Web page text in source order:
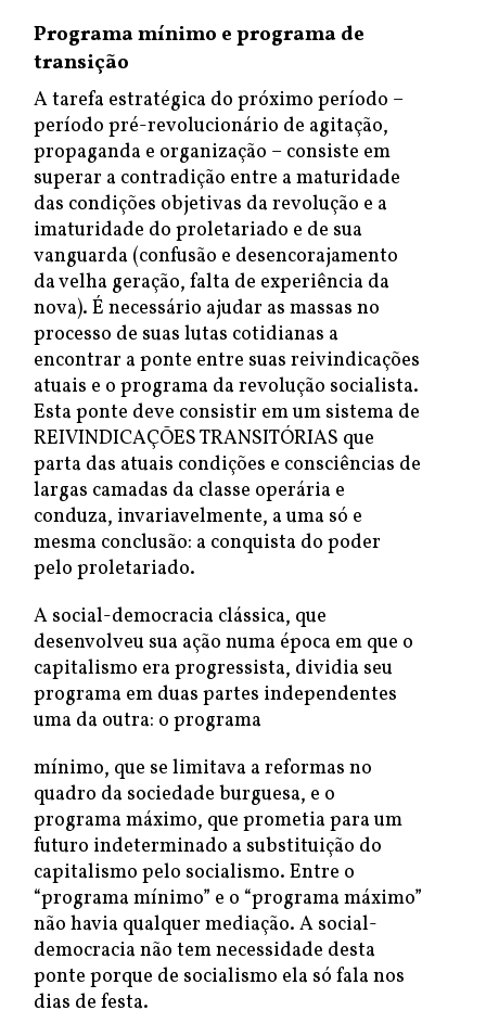
Programa mínimo e programa de
transição
A tarefa estratégica do próximo período –
período pré-revolucionário de agitação,
propaganda e organização – consiste em
superar a contradição entre a maturidade
das condições objetivas da revolução e a
imaturidade do proletariado e de sua
vanguarda (confusão e desencorajamento
da velha geração, falta de experiência da
nova). É necessário ajudar as massas no
processo de suas lutas cotidianas a
encontrar a ponte entre suas reivindicações
atuais e o programa da revolução socialista.
Esta ponte deve consistir em um sistema de
REIVINDICAÇÕES TRANSITÓRIAS que
parta das atuais condições e consciências de
largas camadas da classe operária e
conduza, invariavelmente, a uma só e
mesma conclusão: a conquista do poder
pelo proletariado.
A social-democracia clássica, que
desenvolveu sua ação numa época em que o
capitalismo era progressista, dividia seu
programa em duas partes independentes
uma da outra: o programa
mínimo, que se limitava a reformas no
quadro da sociedade burguesa, e o
programa máximo, que prometia para um
futuro indeterminado a substituição do
capitalismo pelo socialismo. Entre o
“programa mínimo” e o “programa máximo”
não havia qualquer mediação. A social-
democracia não tem necessidade desta
ponte porque de socialismo ela só fala nos
dias de festa.